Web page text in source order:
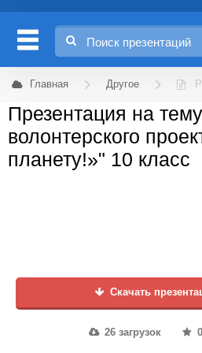
Главная Другое
Презентация на
волонтерского
планету!»" 10 класс
Скачать
26 загрузок